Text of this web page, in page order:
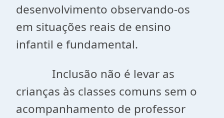
desenvolvimento observando-os
em situações reais de ensino
infantil e fundamental.
Inclusão não é levar as
crianças às classes comuns sem o
acompanhamento de professor